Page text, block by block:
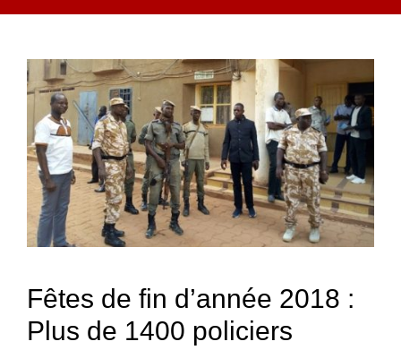
Fêtes de fin d’année 2018 :
Plus de 1400 policiers